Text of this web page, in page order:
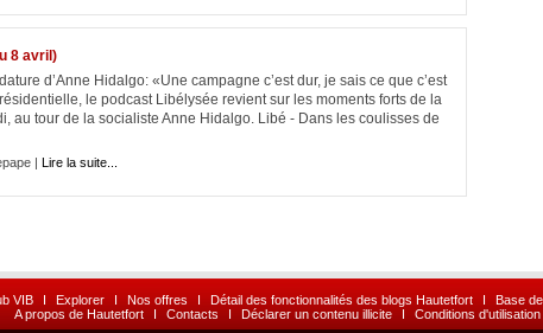
8 avril)
d’Anne Hidalgo: «Une campagne c’est dur, je sais ce que c’est
le podcast Libélysée revient sur les moments forts de la
au tour de la socialiste Anne Hidalgo. Libé - Dans les coulisses de
| Lire la suite...
VIB I Explorer I Nos offres I Détail des fonctionnalités des blogs Hautetfort I
Base
A propos de Hautetfort
I Contacts I Déclarer un contenu illicite I Conditions d'utilisation